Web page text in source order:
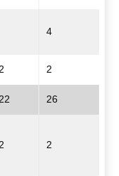
4
2
26
2